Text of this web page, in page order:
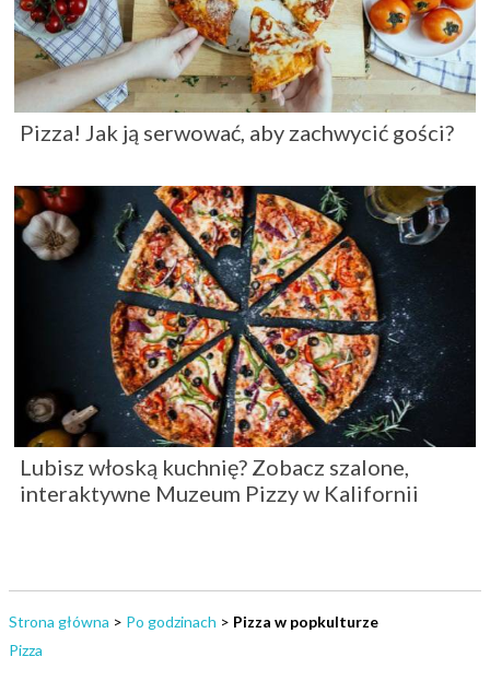
Pizza! Jak ją serwować, aby zachwycić gości?
Lubisz włoską kuchnię? Zobacz szalone,
interaktywne Muzeum Pizzy w Kalifornii
Strona główna > Po godzinach > Pizza w popkulturze
Pizza